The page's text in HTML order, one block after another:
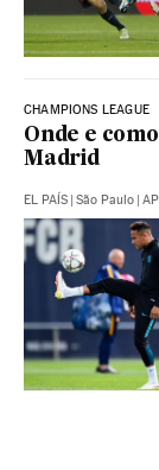
CHAMPIONS LEAGUE
Onde e
Madrid
EL PAÍS São Paulo